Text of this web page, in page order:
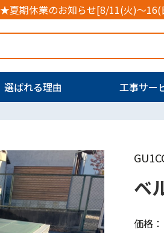
★夏期休業のお知らせ[8/11(火)～
選ばれる理由 工事サー
ベ
価格：